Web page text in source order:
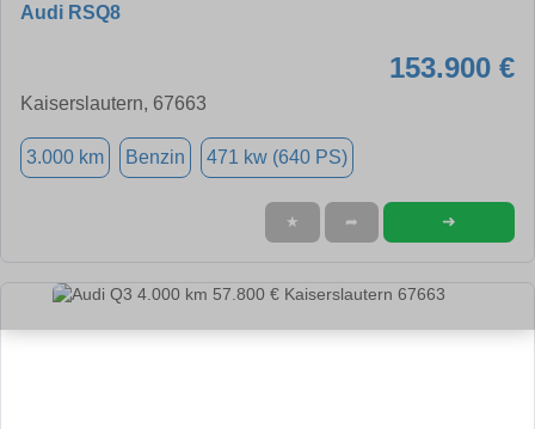
Audi RSQ8
153.900 €
Kaiserslautern, 67663
3.000 km Benzin 471 kw (640 PS)
★ ➦ ➜